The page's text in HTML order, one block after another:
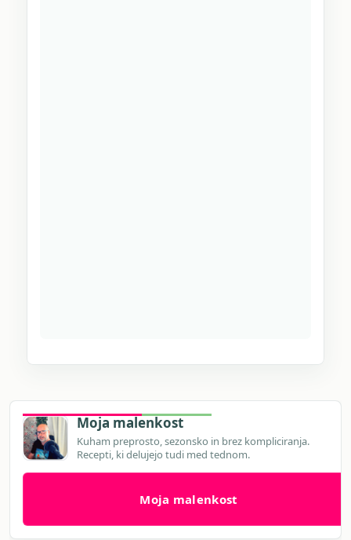
Moja malenkost
Kuham preprosto, sezonsko in brez kompliciranja.
Recepti, ki delujejo tudi med tednom.
Moja malenkost